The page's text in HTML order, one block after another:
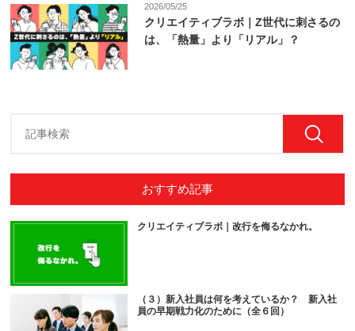
2026/05/25
クリエイティブラボ｜Z世代に刺さるの
は、「熱量」より「リアル」？
おすすめ記事
クリエイティブラボ｜改行を侮るなかれ。
（３）新入社員は何を考えているか？ 新入社
員の早期戦力化のために（全６回）